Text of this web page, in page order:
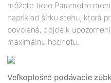
môžete tieto Parametre
napríklad šírku stehu, ktorá
povolená, dôjde k
maximálnu hodnotu.
Veľkoplošné podávacie